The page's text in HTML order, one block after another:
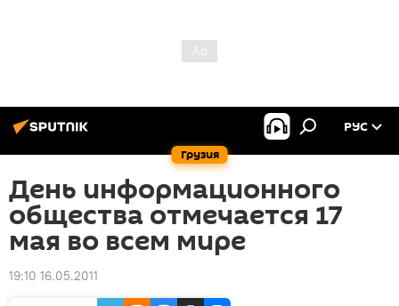
Грузия
РУС
День информационного
общества отмечается 17
мая во всем мире
19:10 16.05.2011